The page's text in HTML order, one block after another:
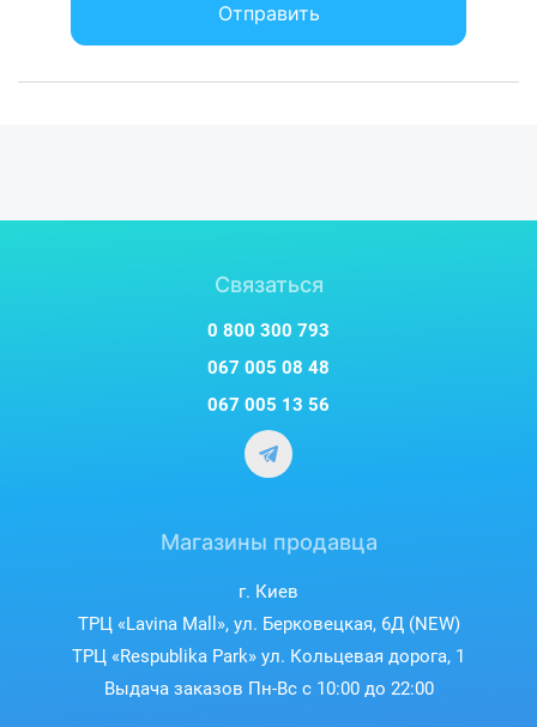
Отправить
Связаться
0 800 300 793
067 005 08 48
067 005 13 56
Магазины продавца
г. Киев
ТРЦ «Lavina Mall», ул. Берковецкая, 6Д (NEW)
ТРЦ «Respublika Park» ул. Кольцевая дорога, 1
Выдача заказов Пн-Вс с 10:00 до 22:00